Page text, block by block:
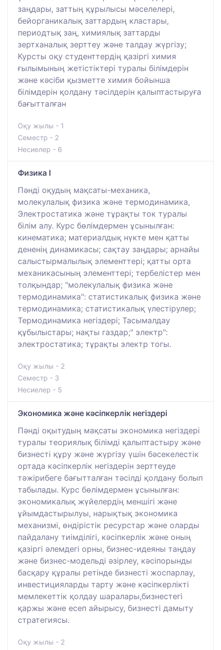
заңдары, заттың құрылысы мәселелері,
бейорганикалық заттардың кластары,
периодтық заң, химиялық заттарды
зертханалық зерттеу және талдау жүргізу;
Курсты оқу студенттердің қазіргі химия
ғылымының жетістіктері туралы білімдерін
және кәсіби қызметте химия бойынша
білімдерін қолдану тәсілдерін қалыптастыруға
бағытталған
Оқу жылы - 1
Семестр - 2
Несиелер - 6
Физика I
Пәнді оқудың мақсаты-механика,
молекулалық физика және термодинамика,
Электростатика және тұрақты ток туралы
білім алу. Курс бөлімдермен ұсынылған:
кинематика; материалдық нүкте мен қатты
дененің динамикасы; сақтау заңдары; арнайы
салыстырмалылық элементтері; қатты орта
механикасының элементтері; тербелістер мен
толқындар; "молекулалық физика және
термодинамика": статистикалық физика және
термодинамика; статистикалық үлестірулер;
Термодинамика негіздері; Тасымалдау
құбылыстары; нақты газдар;" электр":
электростатика; тұрақты электр тогы.
Оқу жылы - 2
Семестр - 3
Несиелер - 5
Экономика және кәсіпкерлік негіздері
Пәнді оқытудың мақсаты экономика негіздері
туралы теориялық білімді қалыптастыру және
бизнесті құру және жүргізу үшін бәсекелестік
ортада кәсіпкерлік негіздерін зерттеуде
тәжірибеге бағытталған тәсілді қолдану болып
табылады. Курс бөлімдермен ұсынылған:
экономикалық жүйелердің меншігі және
ұйымдастырылуы, нарықтық экономика
механизмі, өндірістік ресурстар және оларды
пайдалану тиімділігі, кәсіпкерлік және оның
қазіргі әлемдегі орны, бизнес-идеяны таңдау
және бизнес-модельді әзірлеу, кәсіпорынды
басқару құралы ретінде бизнесті жоспарлау,
инвестицияларды тарту және кәсіпкерлікті
мемлекеттік қолдау шаралары,бизнестегі
қаржы және есеп айырысу, бизнесті дамыту
стратегиясы.
Оқу жылы - 2